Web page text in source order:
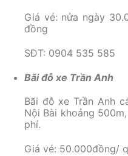
Giá vé: nửa ngày
đồng
SĐT: 0904 535 585
Bãi đỗ xe Trần Anh
Bãi đỗ xe Trần Anh
Nội Bài khoảng
phí.
Giá vé: 50.000đồng/